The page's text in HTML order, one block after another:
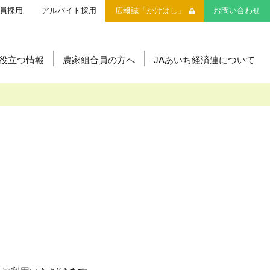
採用 アルバイト採用 広報誌「かけはし」 お問い合わせ
立つ情報 農家組合員の方へ
営農支援センター
JAあいち経済連について